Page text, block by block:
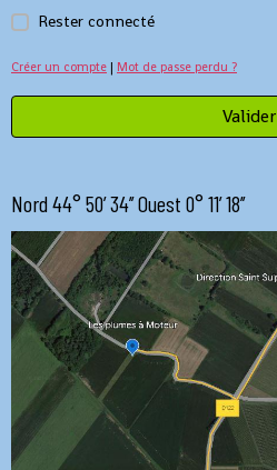
Rester connecté
Créer un compte | Mot de passe perdu ?
Valider
Nord 44° 50’ 34’’ Ouest 0° 11’ 18’’